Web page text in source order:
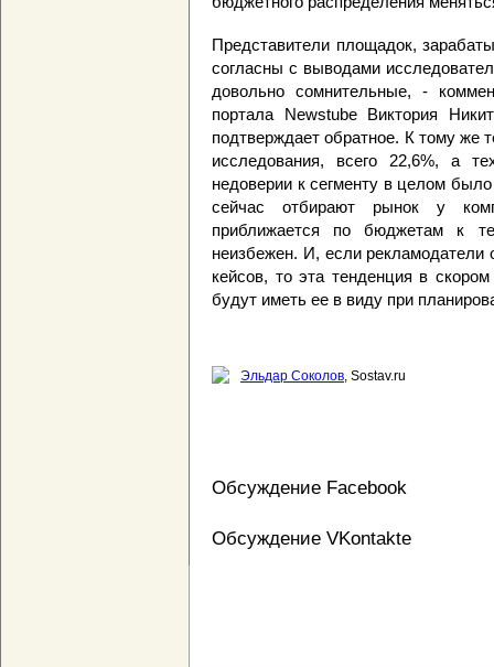
Представители площадок,
согласны с выводами
довольно сомнительные, -
портала Newstube Виктория
подтверждает обратное. К тому же
исследования, всего 22,6%, а
недоверии к сегменту в целом
сейчас отбирают рынок у
приближается по бюджетам к
неизбежен. И, если рекламодатели
кейсов, то эта тенденция в
будут иметь ее в виду при
Эльдар Соколов, Sostav.ru
Обсуждение Facebook
Обсуждение VKontakte